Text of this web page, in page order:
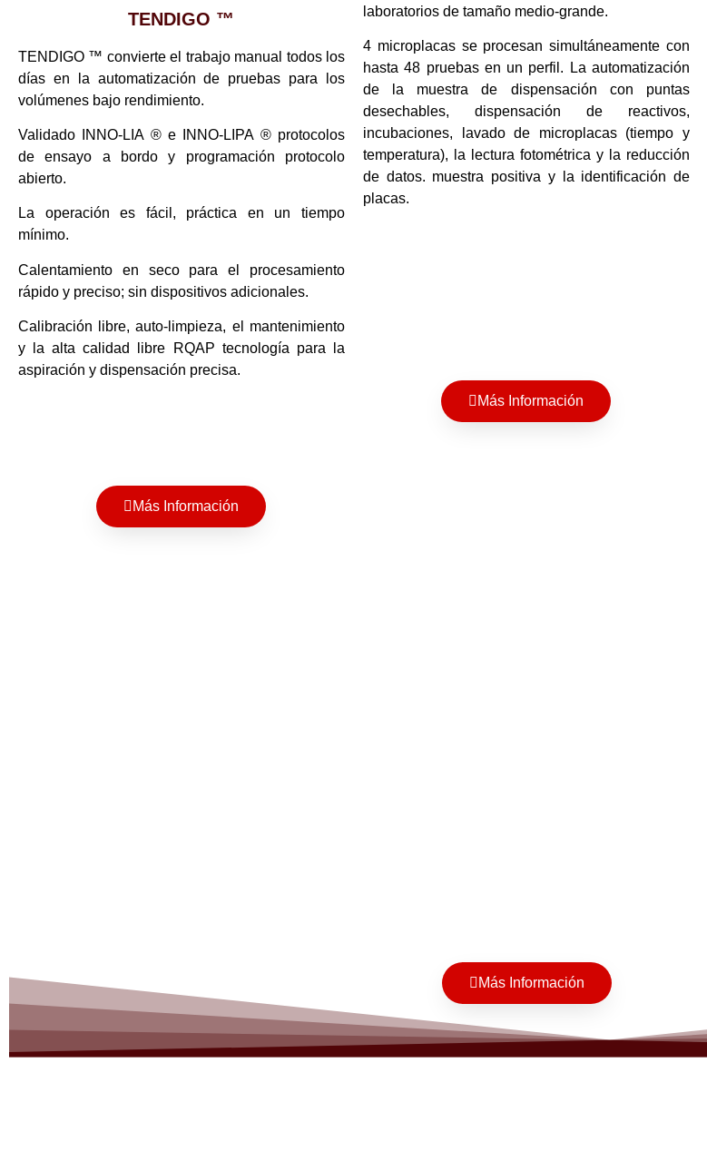
TENDIGO ™
TENDIGO ™ convierte el trabajo manual todos los
días en la automatización de pruebas para los
volúmenes bajo rendimiento.
Validado INNO-LIA ® e INNO-LIPA ® protocolos
de ensayo a bordo y programación protocolo
abierto.
La operación es fácil, práctica en un tiempo
mínimo.
Calentamiento en seco para el procesamiento
rápido y preciso; sin dispositivos adicionales.
Calibración libre, auto-limpieza, el mantenimiento
y la alta calidad libre RQAP tecnología para la
aspiración y dispensación precisa.
Más Información
laboratorios de tamaño medio-grande.
4 microplacas se procesan simultáneamente con
hasta 48 pruebas en un perfil. La automatización
de la muestra de dispensación con puntas
desechables, dispensación de reactivos,
incubaciones, lavado de microplacas (tiempo y
temperatura), la lectura fotométrica y la reducción
de datos. muestra positiva y la identificación de
placas.
Más Información
Más Información